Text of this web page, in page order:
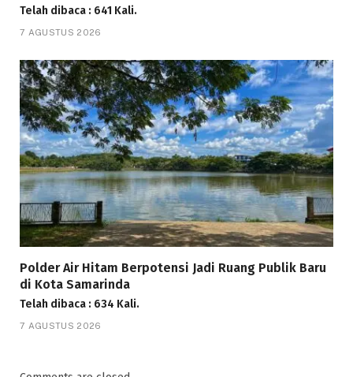
Telah dibaca : 641 Kali.
7 AGUSTUS 2026
Polder Air Hitam Berpotensi Jadi Ruang Publik Baru
di Kota Samarinda
Telah dibaca : 634 Kali.
7 AGUSTUS 2026